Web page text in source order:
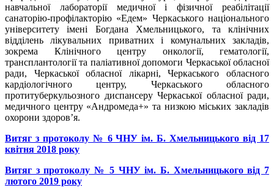
навчальної лабораторії медичної і фізичної реабілітації
санаторію-профілакторію «Едем» Черкаського національного
університету імені Богдана Хмельницького, та клінічних
відділень лікувальних приватних і комунальних закладів,
зокрема Клінічного центру онкології, гематології,
трансплантології та паліативної допомоги Черкаської обласної
ради, Черкаської обласної лікарні, Черкаського обласного
кардіологічного центру, Черкаського обласного
протитуберкульозного диспансеру Черкаської обласної ради,
медичного центру «Андромеда+» та низкою міських закладів
охорони здоров’я.
Витяг з протоколу № 6 ЧНУ ім. Б. Хмельницького від 17
квітня 2018 року
Витяг з протоколу № 5 ЧНУ ім. Б. Хмельницького від 7
лютого 2019 року